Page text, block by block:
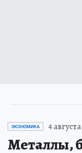
ЭКОНОМИКА 4 августа
Металлы,